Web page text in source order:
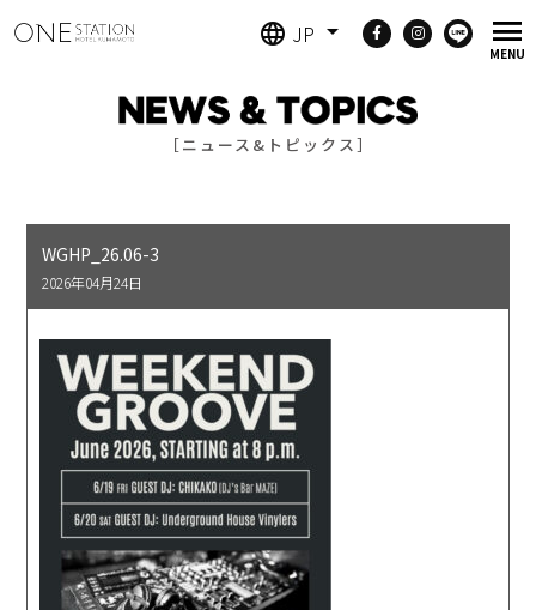
JP
［ニュース&トピックス］
WGHP_26.06-3
2026年04月24日